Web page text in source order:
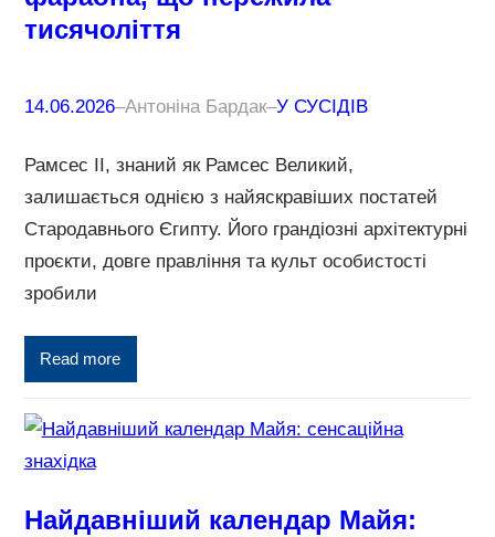
тисячоліття
14.06.2026–Антоніна Бардак–У СУСІДІВ
Рамсес II, знаний як Рамсес Великий,
залишається однією з найяскравіших постатей
Стародавнього Єгипту. Його грандіозні архітектурні
проєкти, довге правління та культ особистості
зробили
Read more
Найдавніший календар Майя: